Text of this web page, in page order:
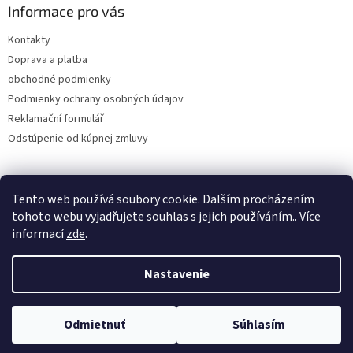
Tento web používá soubory cookie. Dalším procházením
tohoto webu vyjadřujete souhlas s jejich používáním.. Více
informacízde.
Nastavenie
Odmietnuť Súhlasím
Informace pro vás
Kontakty
Doprava a platba
obchodné podmienky
Podmienky ochrany osobných údajov
Reklamační formulář
Odstúpenie od kúpnej zmluvy
Vytvoril Shoptet
Copyright 2026 . Všetky práva vyhradené.